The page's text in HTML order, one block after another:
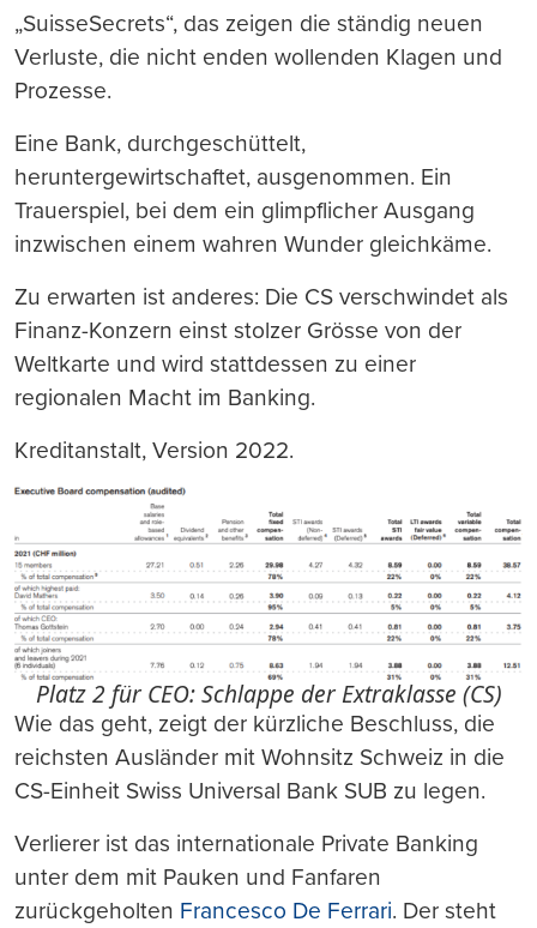
„SuisseSecrets“, das zeigen die ständig neuen
Verluste, die nicht enden wollenden Klagen und
Prozesse.
Eine Bank, durchgeschüttelt,
heruntergewirtschaftet, ausgenommen. Ein
Trauerspiel, bei dem ein glimpflicher Ausgang
inzwischen einem wahren Wunder gleichkäme.
Zu erwarten ist anderes: Die CS verschwindet als
Finanz-Konzern einst stolzer Grösse von der
Weltkarte und wird stattdessen zu einer
regionalen Macht im Banking.
Kreditanstalt, Version 2022.
Platz 2 für CEO: Schlappe der Extraklasse (CS)
Wie das geht, zeigt der kürzliche Beschluss, die
reichsten Ausländer mit Wohnsitz Schweiz in die
CS-Einheit Swiss Universal Bank SUB zu legen.
Verlierer ist das internationale Private Banking
unter dem mit Pauken und Fanfaren
zurückgeholten Francesco De Ferrari. Der steht